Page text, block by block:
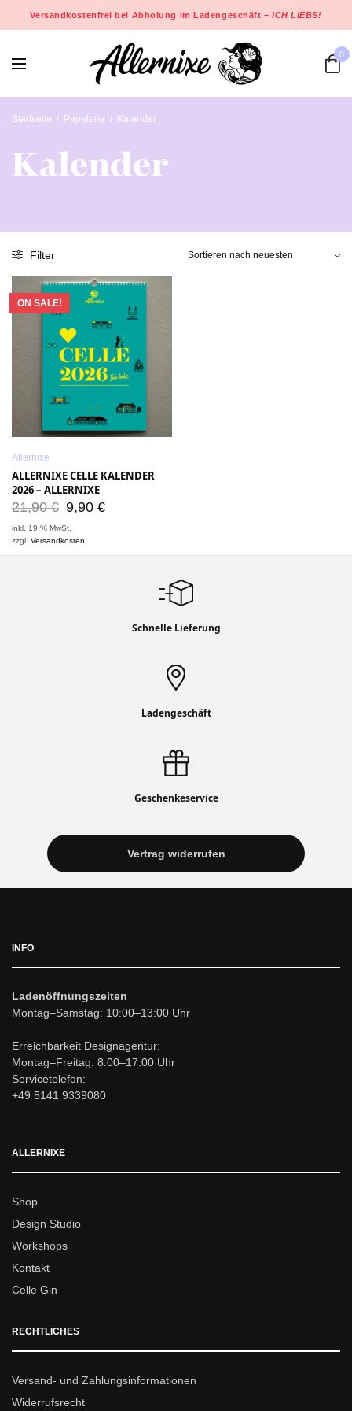
Versandkostenfrei bei Abholung im Ladengeschäft –ICH LIEBS!
0
Startseite / Papeterie / Kalender
Kalender
Filter
ON SALE!
Allernixe
ALLERNIXE CELLE KALENDER
2026 – ALLERNIXE
21,90€ 9,90 €
inkl. 19 % MwSt.
zzgl.Versandkosten
Schnelle Lieferung
Ladengeschäft
Geschenkeservice
Vertrag widerrufen
INFO
Ladenöffnungszeiten
Montag–Samstag: 10:00–13:00 Uhr
Erreichbarkeit Designagentur:
Montag–Freitag: 8:00–17:00 Uhr
Servicetelefon:
+49 5141 9339080
ALLERNIXE
Shop
Design Studio
Workshops
Kontakt
Celle Gin
RECHTLICHES
Versand- und Zahlungsinformationen
Widerrufsrecht